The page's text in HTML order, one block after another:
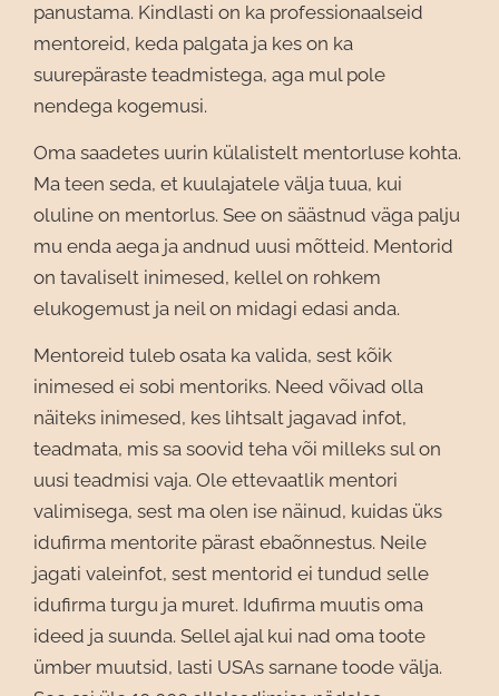
panustama. Kindlasti on ka professionaalseid
mentoreid, keda palgata ja kes on ka
suurepäraste teadmistega, aga mul pole
nendega kogemusi.
Oma saadetes uurin külalistelt mentorluse kohta.
Ma teen seda, et kuulajatele välja tuua, kui
oluline on mentorlus. See on säästnud väga palju
mu enda aega ja andnud uusi mõtteid. Mentorid
on tavaliselt inimesed, kellel on rohkem
elukogemust ja neil on midagi edasi anda.
Mentoreid tuleb osata ka valida, sest kõik
inimesed ei sobi mentoriks. Need võivad olla
näiteks inimesed, kes lihtsalt jagavad infot,
teadmata, mis sa soovid teha või milleks sul on
uusi teadmisi vaja. Ole ettevaatlik mentori
valimisega, sest ma olen ise näinud, kuidas üks
idufirma mentorite pärast ebaõnnestus. Neile
jagati valeinfot, sest mentorid ei tundud selle
idufirma turgu ja muret. Idufirma muutis oma
ideed ja suunda. Sellel ajal kui nad oma toote
ümber muutsid, lasti USAs sarnane toode välja.